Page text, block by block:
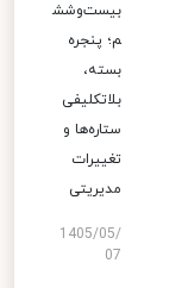
بیست‌وشش
م؛ پنجره
بسته،
بلاتکلیفی
ستاره‌ها و
تغییرات
مدیریتی
1405/05/
07